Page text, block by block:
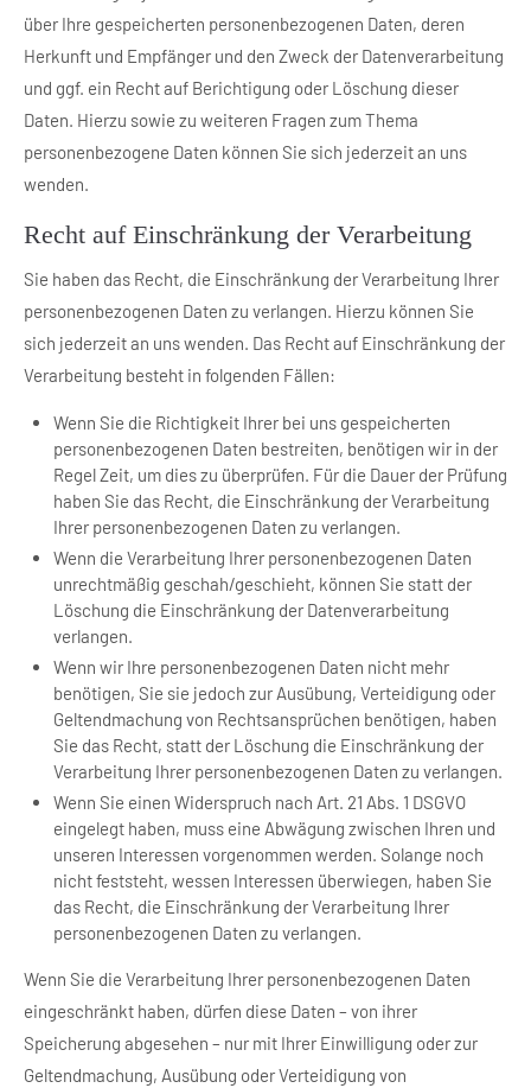
über Ihre gespeicherten personenbezogenen Daten, deren
Herkunft und Empfänger und den Zweck der Datenverarbeitung
und ggf. ein Recht auf Berichtigung oder Löschung dieser
Daten. Hierzu sowie zu weiteren Fragen zum Thema
personenbezogene Daten können Sie sich jederzeit an uns
wenden.
Recht auf Einschränkung der Verarbeitung
Sie haben das Recht, die Einschränkung der Verarbeitung Ihrer
personenbezogenen Daten zu verlangen. Hierzu können Sie
sich jederzeit an uns wenden. Das Recht auf Einschränkung der
Verarbeitung besteht in folgenden Fällen:
Wenn Sie die Richtigkeit Ihrer bei uns gespeicherten
personenbezogenen Daten bestreiten, benötigen wir in der
Regel Zeit, um dies zu überprüfen. Für die Dauer der Prüfung
haben Sie das Recht, die Einschränkung der Verarbeitung
Ihrer personenbezogenen Daten zu verlangen.
Wenn die Verarbeitung Ihrer personenbezogenen Daten
unrechtmäßig geschah/geschieht, können Sie statt der
Löschung die Einschränkung der Datenverarbeitung
verlangen.
Wenn wir Ihre personenbezogenen Daten nicht mehr
benötigen, Sie sie jedoch zur Ausübung, Verteidigung oder
Geltendmachung von Rechtsansprüchen benötigen, haben
Sie das Recht, statt der Löschung die Einschränkung der
Verarbeitung Ihrer personenbezogenen Daten zu verlangen.
Wenn Sie einen Widerspruch nach Art. 21 Abs. 1 DSGVO
eingelegt haben, muss eine Abwägung zwischen Ihren und
unseren Interessen vorgenommen werden. Solange noch
nicht feststeht, wessen Interessen überwiegen, haben Sie
das Recht, die Einschränkung der Verarbeitung Ihrer
personenbezogenen Daten zu verlangen.
Wenn Sie die Verarbeitung Ihrer personenbezogenen Daten
eingeschränkt haben, dürfen diese Daten – von ihrer
Speicherung abgesehen – nur mit Ihrer Einwilligung oder zur
Geltendmachung, Ausübung oder Verteidigung von